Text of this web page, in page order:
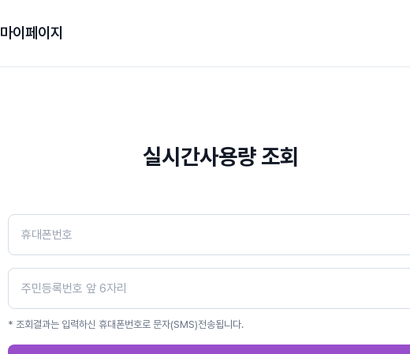
마이페이지
실시간사용량 조회
* 조회결과는 입력하신 휴대폰번호로 문자(SMS)전송됩니다.